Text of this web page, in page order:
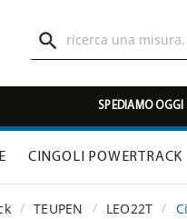

SPEDIAMO OGGI
CINGOLI POWERTRACK
TEUPEN LEO22T